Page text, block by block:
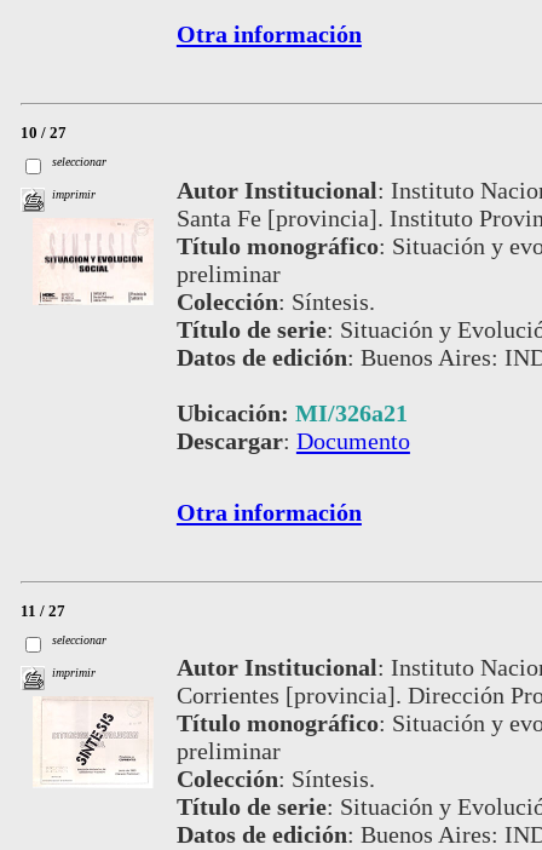
Otra información
10 / 27
seleccionar
imprimir Autor Institucional: Instituto
Santa Fe [provincia]. Instituto
Título monográfico: Situación y
preliminar
Colección: Síntesis.
Título de serie: Situación y
Datos de edición: Buenos Aires:
Ubicación: MI/326a21
Descargar: Documento
Otra información
11 / 27
seleccionar
imprimir Autor Institucional: Instituto
Corrientes [provincia]. Dirección
Título monográfico: Situación y
preliminar
Colección: Síntesis.
Título de serie: Situación y
Datos de edición: Buenos Aires: